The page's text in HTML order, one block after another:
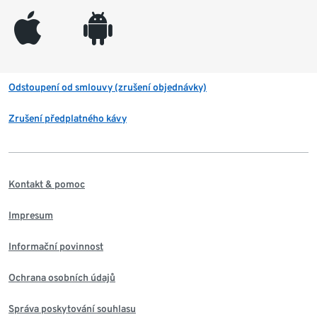
appleinc android
Odstoupení od smlouvy (zrušení objednávky)
Zrušení předplatného kávy
Kontakt & pomoc
Impresum
Informační povinnost
Ochrana osobních údajů
Správa poskytování souhlasu